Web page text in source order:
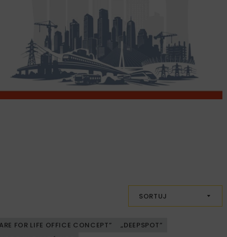
SORTUJ
FOR LIFE OFFICE CONCEPT”
„DEEPSPOT”